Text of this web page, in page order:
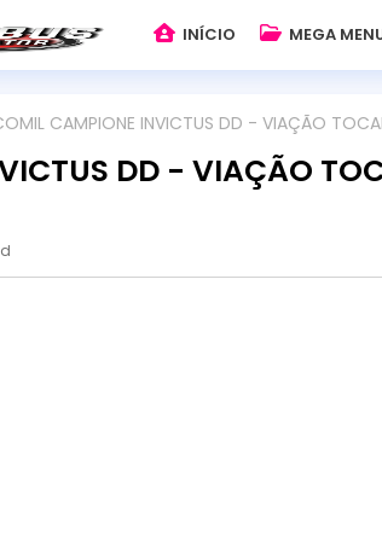
INÍCIO MEGA
CAMPIONE INVICTUS DD - VIAÇÃO
DD - VIAÇÃO